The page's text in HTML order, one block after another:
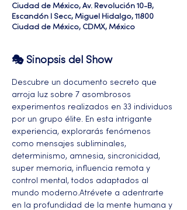
Ciudad de México, Av. Revolución 10-B,
Escandón I Secc, Miguel Hidalgo, 11800
Ciudad de México, CDMX, México
🎭 Sinopsis del Show
Descubre un documento secreto que
arroja luz sobre 7 asombrosos
experimentos realizados en 33 individuos
por un grupo élite. En esta intrigante
experiencia, explorarás fenómenos
como mensajes subliminales,
determinismo, amnesia, sincronicidad,
super memoria, influencia remota y
control mental, todos adaptados al
mundo moderno.Atrévete a adentrarte
en la profundidad de la mente humana y